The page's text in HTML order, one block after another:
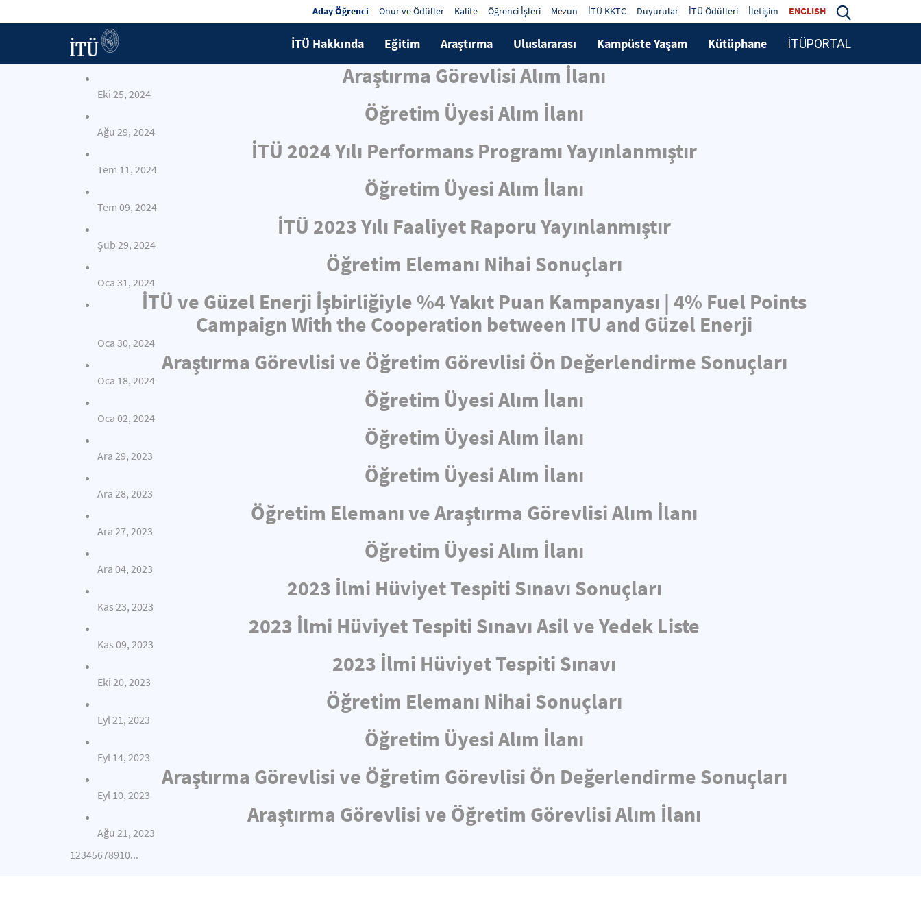
Aday Öğrenci Onur ve Ödüller Kalite Öğrenci İşleri Mezun İTÜ KKTC Duyurular İTÜ Ödülleri İletişim ENGLISH
İTÜ Hakkında Eğitim Araştırma Uluslararası Kampüste Yaşam Kütüphane İTÜPORTAL
Araştırma Görevlisi Alım İlanı
Eki 25, 2024
Öğretim Üyesi Alım İlanı
Ağu 29, 2024
İTÜ 2024 Yılı Performans Programı Yayınlanmıştır
Tem 11, 2024
Öğretim Üyesi Alım İlanı
Tem 09, 2024
İTÜ 2023 Yılı Faaliyet Raporu Yayınlanmıştır
Şub 29, 2024
Öğretim Elemanı Nihai Sonuçları
Oca 31, 2024
İTÜ ve Güzel Enerji İşbirliğiyle %4 Yakıt Puan Kampanyası | 4% Fuel Points
Campaign With the Cooperation between ITU and Güzel Enerji
Oca 30, 2024
Araştırma Görevlisi ve Öğretim Görevlisi Ön Değerlendirme Sonuçları
Oca 18, 2024
Öğretim Üyesi Alım İlanı
Oca 02, 2024
Öğretim Üyesi Alım İlanı
Ara 29, 2023
Öğretim Üyesi Alım İlanı
Ara 28, 2023
Öğretim Elemanı ve Araştırma Görevlisi Alım İlanı
Ara 27, 2023
Öğretim Üyesi Alım İlanı
Ara 04, 2023
2023 İlmi Hüviyet Tespiti Sınavı Sonuçları
Kas 23, 2023
2023 İlmi Hüviyet Tespiti Sınavı Asil ve Yedek Liste
Kas 09, 2023
2023 İlmi Hüviyet Tespiti Sınavı
Eki 20, 2023
Öğretim Elemanı Nihai Sonuçları
Eyl 21, 2023
Öğretim Üyesi Alım İlanı
Eyl 14, 2023
Araştırma Görevlisi ve Öğretim Görevlisi Ön Değerlendirme Sonuçları
Eyl 10, 2023
Araştırma Görevlisi ve Öğretim Görevlisi Alım İlanı
Ağu 21, 2023
12345678910...